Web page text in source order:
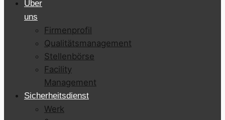
Über
uns
Firmenprofil
Qualitätsmanagement
Stellenbörse
Facility
Management
Sicherheitsdienst
Werk